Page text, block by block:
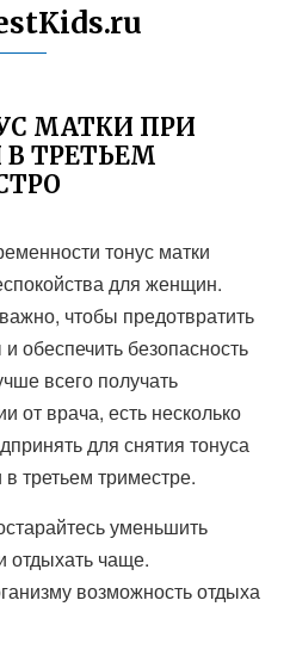
МАТКИ ПРИ
ТРЕТЬЕМ
тонус матки
для женщин.
чтобы предотвратить
обеспечить безопасность
всего получать
от врача, есть несколько
для снятия тонуса
третьем триместре.
уменьшить
отдыхать чаще.
возможность отдыха